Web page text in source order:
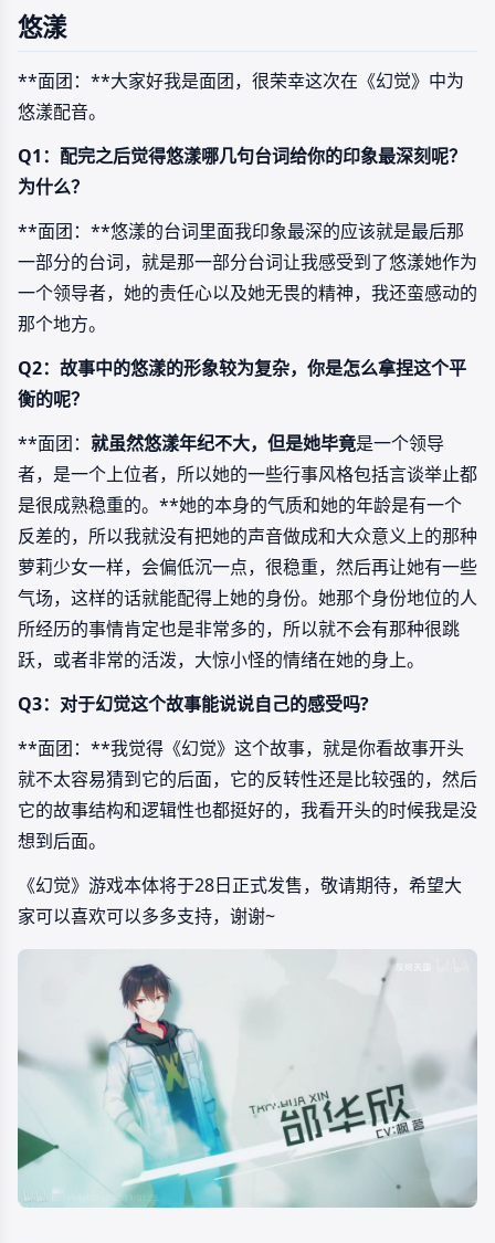
悠漾
**面团：**大家好我是面团，很荣幸这次在《幻觉》中为
悠漾配音。
Q1：配完之后觉得悠漾哪几句台词给你的印象最深刻呢？
为什么？
**面团：**悠漾的台词里面我印象最深的应该就是最后那
一部分的台词，就是那一部分台词让我感受到了悠漾她作为
一个领导者，她的责任心以及她无畏的精神，我还蛮感动的
那个地方。
Q2：故事中的悠漾的形象较为复杂，你是怎么拿捏这个平
衡的呢？
**面团： 就虽然悠漾年纪不大，但是她毕竟是一个领导
者，是一个上位者，所以她的一些行事风格包括言谈举止都
是很成熟稳重的。**她的本身的气质和她的年龄是有一个
反差的，所以我就没有把她的声音做成和大众意义上的那种
萝莉少女一样，会偏低沉一点，很稳重，然后再让她有一些
气场，这样的话就能配得上她的身份。她那个身份地位的人
所经历的事情肯定也是非常多的，所以就不会有那种很跳
跃，或者非常的活泼，大惊小怪的情绪在她的身上。
Q3：对于幻觉这个故事能说说自己的感受吗?
**面团：**我觉得《幻觉》这个故事，就是你看故事开头
就不太容易猜到它的后面，它的反转性还是比较强的，然后
它的故事结构和逻辑性也都挺好的，我看开头的时候我是没
想到后面。
《幻觉》游戏本体将于28日正式发售，敬请期待，希望大
家可以喜欢可以多多支持，谢谢~